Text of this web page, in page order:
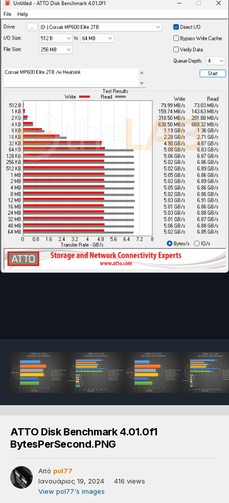
ATTO Disk Benchmark 4.01.0f1
BytesPerSecond.PNG
Από pol77
Ιανουάριος 19, 2024
416 views
View pol77's images